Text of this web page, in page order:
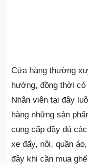
Cửa hàng thường
hướng, đồng thời
Nhân viên tại đây
hàng những sản
cung cấp đầy đủ
xe đẩy, nôi, quần
đây khi cần mua